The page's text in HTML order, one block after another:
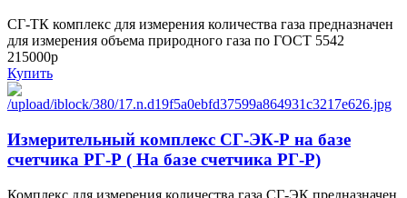
СГ-ТК комплекс для измерения количества газа предназначен
для измерения объема природного газа по ГОСТ 5542
215000р
Купить
Измерительный комплекс СГ-ЭК-Р на базе
счетчика РГ-Р ( На базе счетчика РГ-Р)
Комплекс для измерения количества газа СГ-ЭК предназначен